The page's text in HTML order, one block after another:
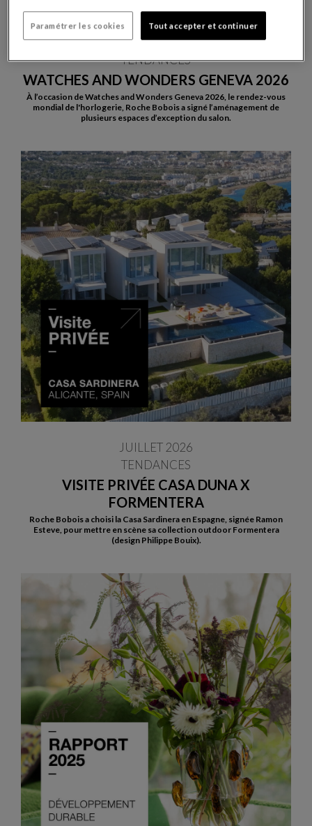
WATCHES AND WONDERS GENEVA 2026
JUILLET 2026
TENDANCES
À l’occasion de Watches and Wonders Geneva 2026, le rendez-vous
mondial de l'horlogerie, Roche Bobois a signé l’aménagement de
plusieurs espaces d’exception du salon.
VISITE PRIVÉE CASA DUNA X
FORMENTERA
JUILLET 2026
TENDANCES
Roche Bobois a choisi la Casa Sardinera en Espagne, signée Ramon
Esteve, pour mettre en scène sa collection outdoor Formentera
(design Philippe Bouix).
Paramétrer les cookies Tout accepter et continuer